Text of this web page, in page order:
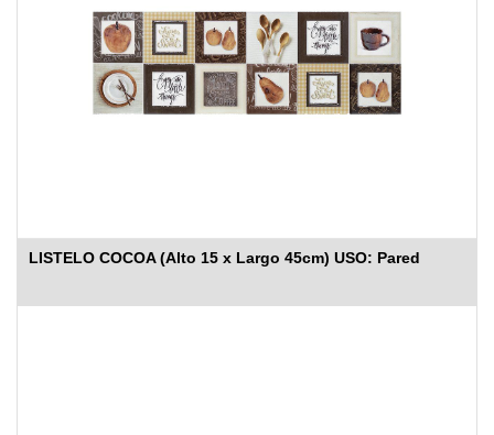
LISTELO COCOA (Alto 15 x Largo 45cm) USO: Pared